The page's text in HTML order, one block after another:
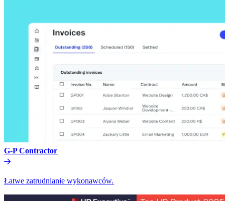
G-P Contractor​​
Łatwe zatrudnianie wykonawców.​​